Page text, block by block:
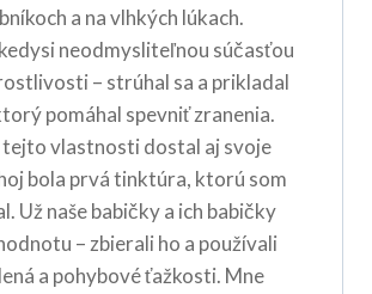
a na vlhkých lúkach.
neodmysliteľnou súčasťou
– strúhal sa a prikladal
pomáhal spevniť zranenia.
tejto vlastnosti dostal aj svoje
bola prvá tinktúra, ktorú som
Už naše babičky a ich babičky
– zbierali ho a používali
a pohybové ťažkosti. Mne